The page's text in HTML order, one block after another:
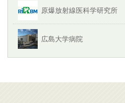
原爆放射線医科学研究所
広島大学病院